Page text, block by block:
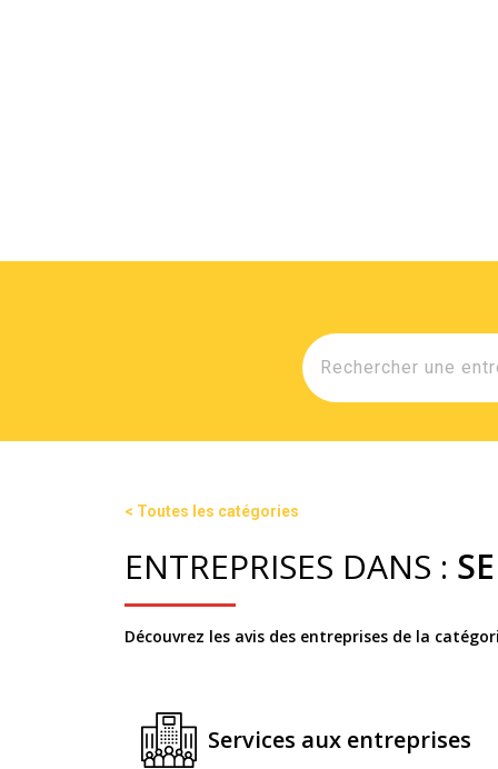
< Toutes les catégories
ENTREPRISES DANS :
Découvrez les avis des entreprises de la
Services aux entreprises